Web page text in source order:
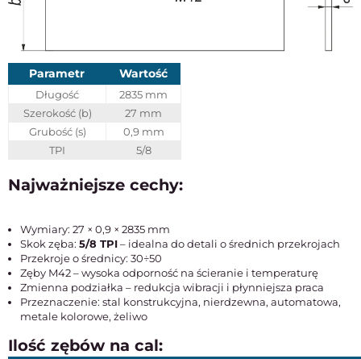
Parametr Wartość
Długość
2835 mm
Szerokość (b)
27 mm
Grubość (s)
0,9 mm
TPI
5/8
Najważniejsze cechy:
Wymiary: 27 × 0,9 × 2835 mm
Skok zęba: 5/8 TPI– idealna do detali o średnich przekrojach
Przekroje o średnicy: 30÷50
Zęby M42 – wysoka odporność na ścieranie i temperaturę
Zmienna podziałka – redukcja wibracji i płynniejsza praca
Przeznaczenie: stal konstrukcyjna, nierdzewna, automatowa,
metale kolorowe, żeliwo
Ilość zębów na cal: